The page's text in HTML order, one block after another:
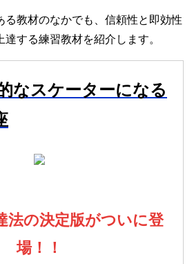
る教材のなかでも、信頼性と即効性
する練習教材を紹介します。
なスケーターになる
法の決定版がついに登
場！！